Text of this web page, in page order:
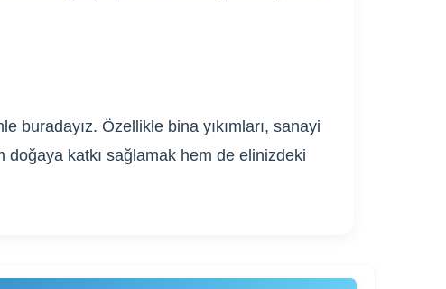
buradayız. Özellikle bina yıkımları, sanayi
doğaya katkı sağlamak hem de elinizdeki